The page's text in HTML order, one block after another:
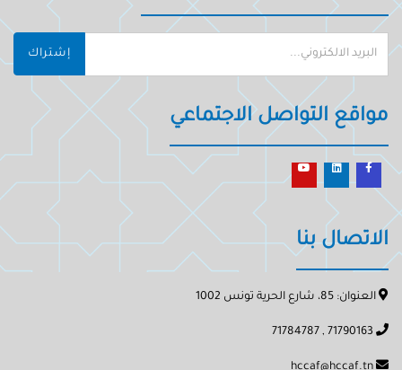
إشتراك
مواقع التواصل الاجتماعي
الاتصال بنا
العنوان: 85، شارع الحرية تونس 1002